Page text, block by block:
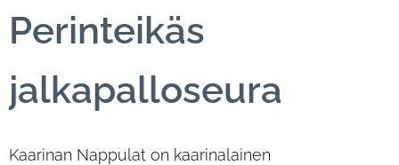
Perinteikäs
jalkapalloseura
Kaarinan Nappulat on kaarinalainen